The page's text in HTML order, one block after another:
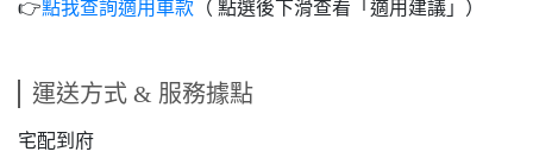
👉️點我查詢適用車款 （ 點選後下滑查看「適用建議」）
運送方式 & 服務據點
宅配到府